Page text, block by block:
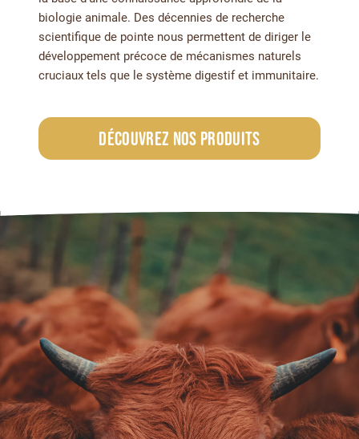
biologie animale. Des décennies de recherche
scientifique de pointe nous permettent de diriger le
développement précoce de mécanismes naturels
cruciaux tels que le système digestif et immunitaire.
Découvrez nos produits